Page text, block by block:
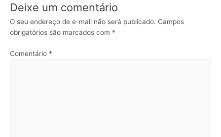
Deixe um comentário
O seu endereço de e-mail não será publicado. Campos
obrigatórios são marcados com *
Comentário *